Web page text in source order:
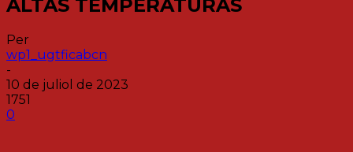
ALTAS TEMPERATURAS
Per
wp1_ugtficabcn
-
10 de juliol de 2023
1751
0